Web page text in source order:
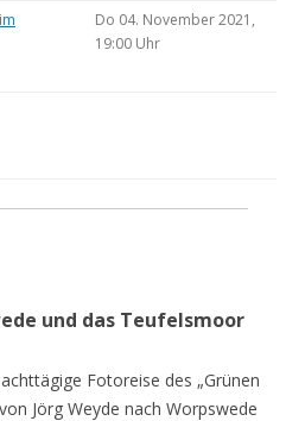
Do 04. November 2021,
19:00 Uhr
und das Teufelsmoor
Fotoreise des „Grünen
Jörg Weyde nach Worpswede